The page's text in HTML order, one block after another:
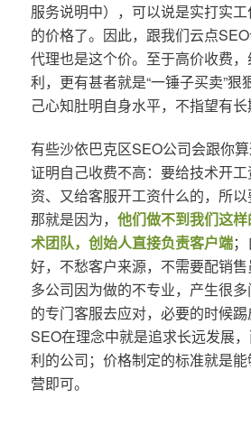
服务说明中），可以说是实打实
的价格了。因此，跟我们云点SEO
代理也是这个价。至于高价收费
利，更有甚者就是“一锤子买卖”狠
己心知肚明自身水平，不指望有长
有些沙依巴克区SEO公司会跟你算
证明自己收费不高：要给技术开
资、又给客服开工资什么的，所以
那就是因为， 他们做不到我们这
术团队，创始人直接负责客户端；
好，不愁客户来源，不需要配销
多公司因为做的不专业，产生很
的专门客服去应对，必要的时候
SEO在理念中就是追求长远发展
利的公司；价格制定的标准就是
营即可。